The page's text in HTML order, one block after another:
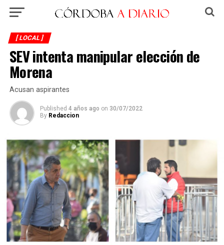
[ LOCAL ]
SEV intenta manipular elección de
Morena
Acusan aspirantes
Published 4 años ago on 30/07/2022
By Redaccion